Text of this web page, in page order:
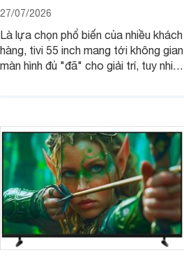
27/07/2026
Là lựa chọn phổ biến của nhiều khách
hàng, tivi 55 inch mang tới không gian
màn hình đủ "đã" cho giải trí, tuy nhiên
dùng cho phòng bao nhiêu m2?